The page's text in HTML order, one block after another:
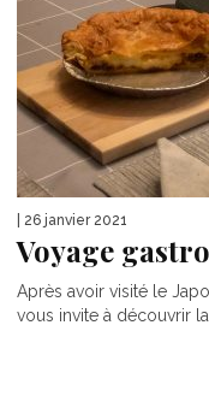
| 26 janvier 2021
Voyage
Après avoir visité le
vous invite à découvrir